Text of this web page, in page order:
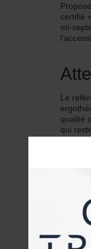
certifié
mi-
Le
qualité
qui
BAC